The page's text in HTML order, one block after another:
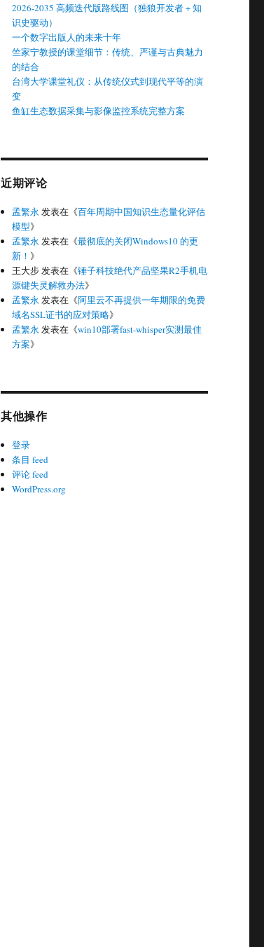
2026-2035 高频迭代版路线图（独狼开发者 + 知
识史驱动）
一个数字出版人的未来十年
竺家宁教授的课堂细节：传统、严谨与古典魅力
的结合
台湾大学课堂礼仪：从传统仪式到现代平等的演
变
鱼缸生态数据采集与影像监控系统完整方案
近期评论
孟繁永 发表在《百年周期中国知识生态量化评估
模型》
孟繁永 发表在《最彻底的关闭Windows10 的更
新！ 》
王大步发表在《锤子科技绝代产品坚果R2手机电
源键失灵解救办法》
孟繁永 发表在《阿里云不再提供一年期限的免费
域名SSL证书的应对策略》
孟繁永 发表在《win10部署fast-whisper实测最佳
方案》
其他操作
登录
条目 feed
评论 feed
WordPress.org